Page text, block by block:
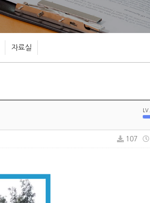
자료실
LV.
107